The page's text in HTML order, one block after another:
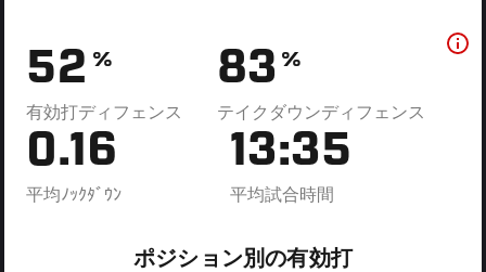
52 %
有効打ディフェンス
83 %
テイクダウンディフェンス
0.16
平均ﾉｯｸﾀﾞｳﾝ
13:35
平均試合時間
ポジション別の有効打